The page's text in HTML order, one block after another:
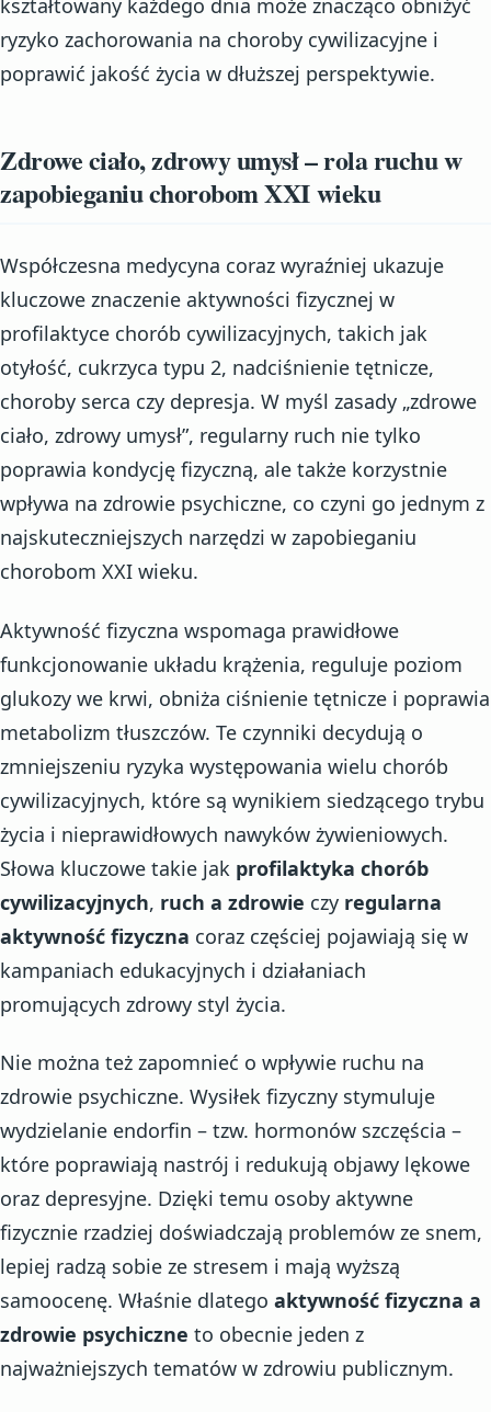
ryzyko zachorowania na choroby cywilizacyjne i
poprawić jakość życia w dłuższej perspektywie.
Zdrowe ciało, zdrowy umysł – rola ruchu w
zapobieganiu chorobom XXI wieku
Współczesna medycyna coraz wyraźniej ukazuje
kluczowe znaczenie aktywności fizycznej w
profilaktyce chorób cywilizacyjnych, takich jak
otyłość, cukrzyca typu 2, nadciśnienie tętnicze,
choroby serca czy depresja. W myśl zasady „zdrowe
ciało, zdrowy umysł”, regularny ruch nie tylko
poprawia kondycję fizyczną, ale także korzystnie
wpływa na zdrowie psychiczne, co czyni go jednym z
najskuteczniejszych narzędzi w zapobieganiu
chorobom XXI wieku.
Aktywność fizyczna wspomaga prawidłowe
funkcjonowanie układu krążenia, reguluje poziom
glukozy we krwi, obniża ciśnienie tętnicze i poprawia
metabolizm tłuszczów. Te czynniki decydują o
zmniejszeniu ryzyka występowania wielu chorób
cywilizacyjnych, które są wynikiem siedzącego trybu
życia i nieprawidłowych nawyków żywieniowych.
Słowa kluczowe takie jak profilaktyka chorób
cywilizacyjnych, ruch a zdrowie czy regularna
aktywność fizyczna coraz częściej pojawiają się w
kampaniach edukacyjnych i działaniach
promujących zdrowy styl życia.
Nie można też zapomnieć o wpływie ruchu na
zdrowie psychiczne. Wysiłek fizyczny stymuluje
wydzielanie endorfin – tzw. hormonów szczęścia –
które poprawiają nastrój i redukują objawy lękowe
oraz depresyjne. Dzięki temu osoby aktywne
fizycznie rzadziej doświadczają problemów ze snem,
lepiej radzą sobie ze stresem i mają wyższą
samoocenę. Właśnie dlatego aktywność fizyczna a
zdrowie psychiczne to obecnie jeden z
najważniejszych tematów w zdrowiu publicznym.